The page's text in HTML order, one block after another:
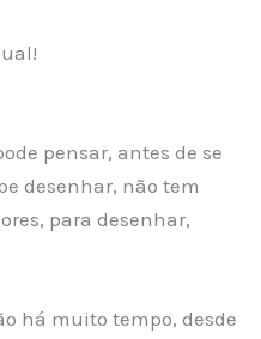
pensar, antes de se
desenhar, não tem
para desenhar,
há muito tempo, desde